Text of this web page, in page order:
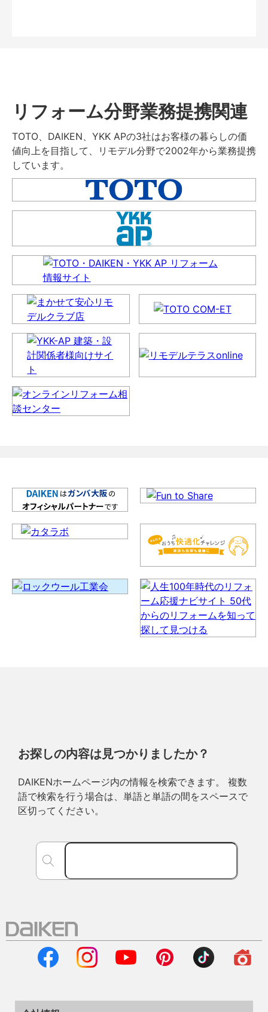
リフォーム分野業務提携関連
TOTO、DAIKEN、YKK APの3社はお客様の暮らしの価
値向上を目指して、リモデル分野で2002年から業務提携
しています。
お探しの内容は見つかりましたか？
DAIKENホームページ内の情報を検索できます。 複数
語で検索を行う場合は、単語と単語の間をスペースで
区切ってください。